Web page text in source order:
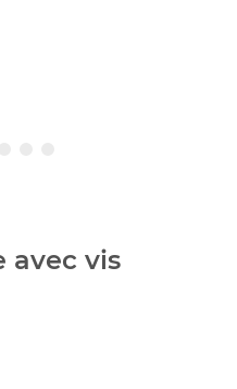
avec vis